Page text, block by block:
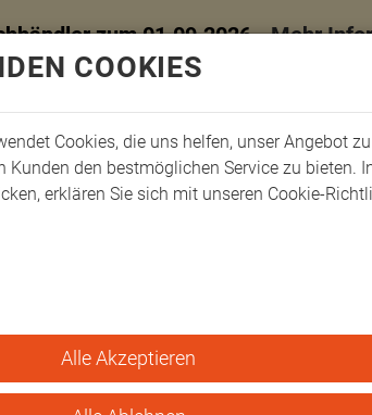
zum 01.09.2026 -Mehr
COOKIES
Cookies, die uns helfen, unser Angebot zu
Kunden den bestmöglichen Service zu bieten.
erklären Sie sich mit unseren Cookie-
Alle Akzeptieren